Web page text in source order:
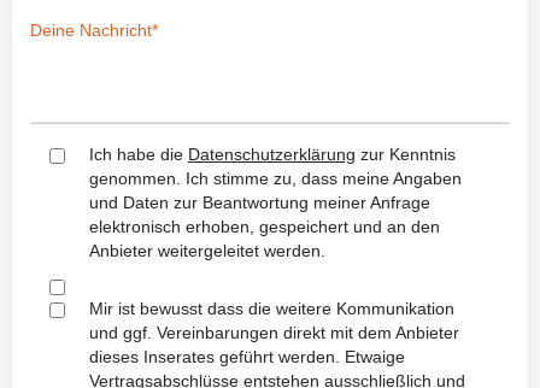
Ich habe die Datenschutzerklärung zur Kenntnis
genommen. Ich stimme zu, dass meine Angaben
und Daten zur Beantwortung meiner Anfrage
elektronisch erhoben, gespeichert und an den
Anbieter weitergeleitet werden.
Mir ist bewusst dass die weitere Kommunikation
und ggf. Vereinbarungen direkt mit dem Anbieter
dieses Inserates geführt werden. Etwaige
Vertragsabschlüsse entstehen ausschließlich und